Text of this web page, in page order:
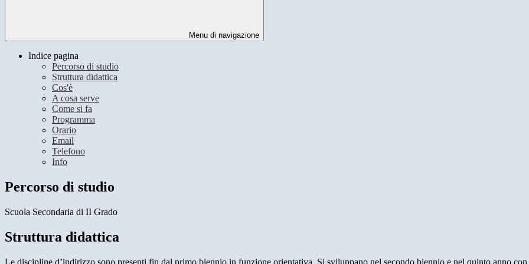
Menu di navigazione
Indice pagina
Percorso di studio
Struttura didattica
Cos'è
A cosa serve
Come si fa
Programma
Orario
Email
Telefono
Info
Percorso di studio
Scuola Secondaria di II Grado
Struttura didattica
Le discipline d’indirizzo sono presenti fin dal primo biennio in funzione orientativa. Si sviluppano nel secondo biennio e nel quinto anno